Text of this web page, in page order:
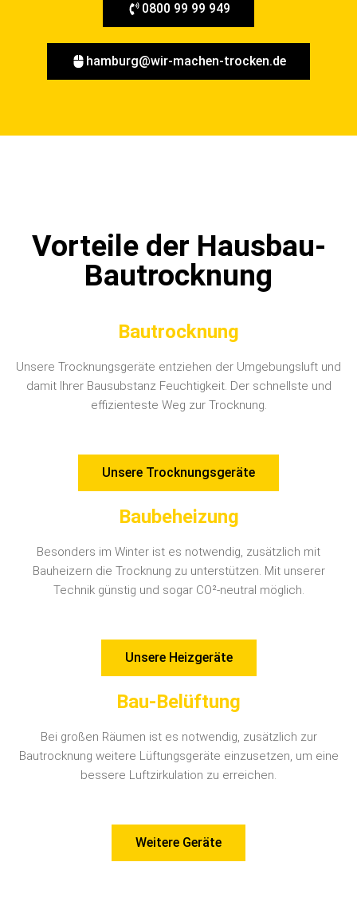
0800 99 99 949
hamburg@wir-machen-trocken.de
Vorteile der Hausbau-
Bautrocknung
Bautrocknung
Unsere Trocknungsgeräte entziehen der Umgebungsluft und
damit Ihrer Bausubstanz Feuchtigkeit. Der schnellste und
effizienteste Weg zur Trocknung.
Unsere Trocknungsgeräte
Baubeheizung
Besonders im Winter ist es notwendig, zusätzlich mit
Bauheizern die Trocknung zu unterstützen. Mit unserer
Technik günstig und sogar CO²-neutral möglich.
Unsere Heizgeräte
Bau-Belüftung
Bei großen Räumen ist es notwendig, zusätzlich zur
Bautrocknung weitere Lüftungsgeräte einzusetzen, um eine
bessere Luftzirkulation zu erreichen.
Weitere Geräte